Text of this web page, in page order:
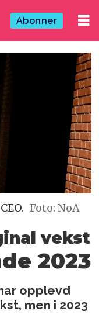
Abonner
Foto: NoA
vekst
2023
opplevd
men i 2023